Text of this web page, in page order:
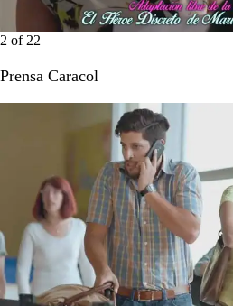
2 of 22
Prensa Caracol